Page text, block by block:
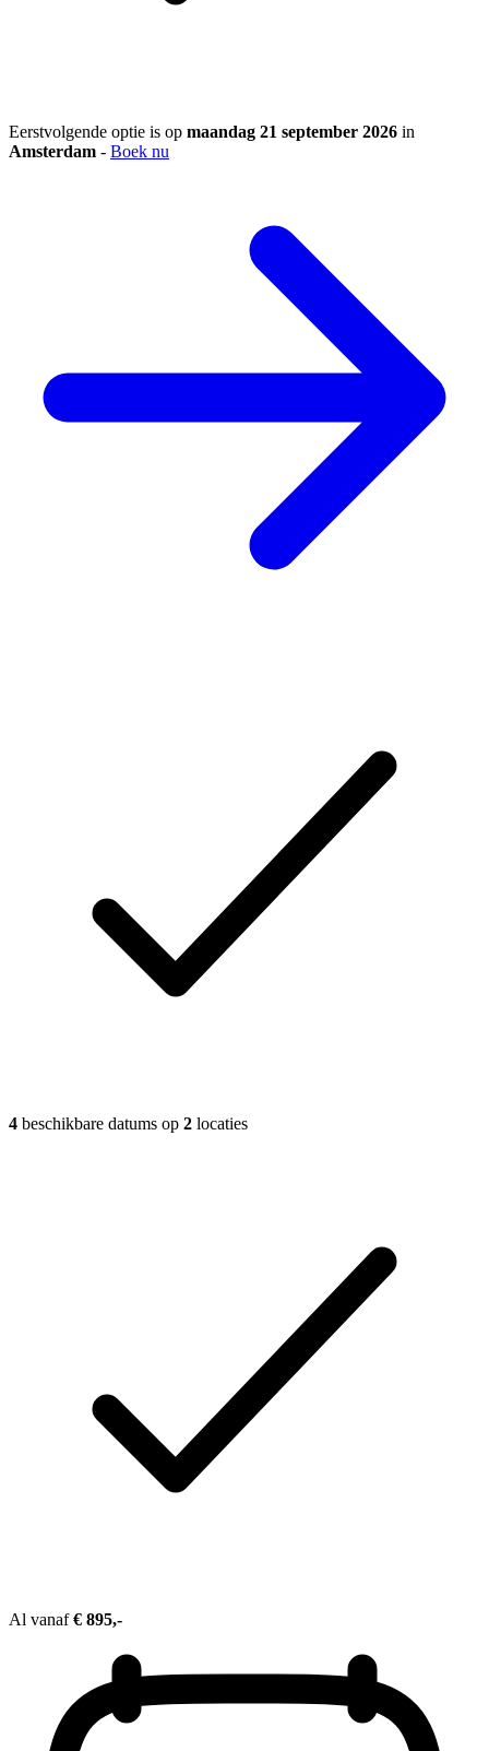
Eerstvolgende optie is op maandag 21 september 2026 in
Amsterdam - Boek nu
4 beschikbare datums op 2 locaties
Al vanaf€ 895,-